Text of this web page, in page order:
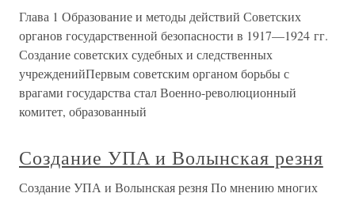
Глава 1 Образование и методы действий Советских
органов государственной безопасности в 1917—1924 гг.
Создание советских судебных и следственных
учрежденийПервым советским органом борьбы с
врагами государства стал Военно-революционный
комитет, образованный
Создание УПА и Волынская резня
Создание УПА и Волынская резня По мнению многих